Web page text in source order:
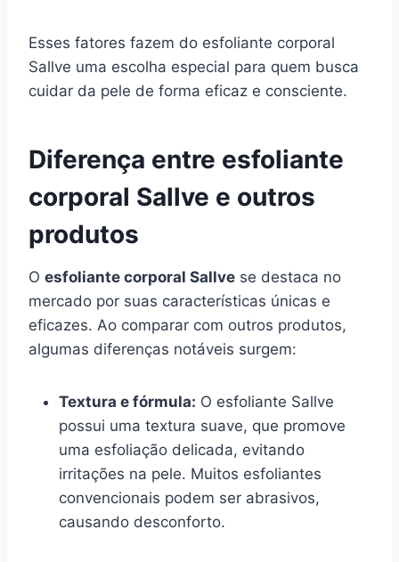
Esses fatores fazem do esfoliante corporal
Sallve uma escolha especial para quem busca
cuidar da pele de forma eficaz e consciente.
Diferença entre esfoliante
corporal Sallve e outros
produtos
O esfoliante corporal Sallve se destaca no
mercado por suas características únicas e
eficazes. Ao comparar com outros produtos,
algumas diferenças notáveis surgem:
Textura e fórmula: O esfoliante Sallve
possui uma textura suave, que promove
uma esfoliação delicada, evitando
irritações na pele. Muitos esfoliantes
convencionais podem ser abrasivos,
causando desconforto.